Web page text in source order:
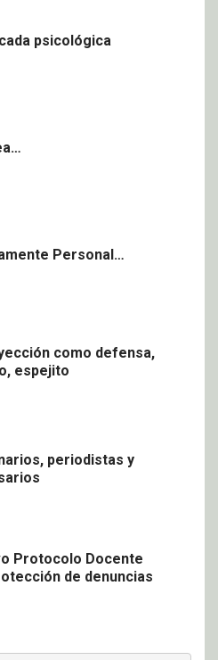
psicológica
Personal…
como defensa,
espejito
periodistas y
Protocolo Docente
de denuncias